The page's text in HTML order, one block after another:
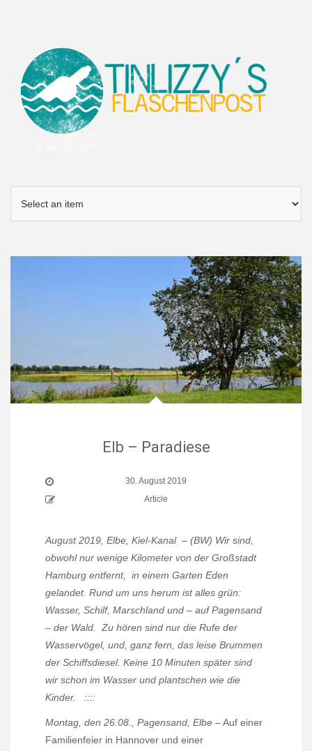
Elb – Paradiese
30. August 2019
Article
August 2019, Elbe, Kiel-Kanal – (BW) Wir sind,
obwohl nur wenige Kilometer von der Großstadt
Hamburg entfernt, in einem Garten Eden
gelandet. Rund um uns herum ist alles grün:
Wasser, Schilf, Marschland und – auf Pagensand
– der Wald.
Zu hören sind nur die Rufe der
Wasservögel, und, ganz fern, das leise Brummen
der Schiffsdiesel. Keine 10 Minuten später sind
wir schon im Wasser und plantschen wie die
Kinder.
::::
Montag, den 26.08., Pagensand, Elbe – Auf einer
Familienfeier in Hannover und einer